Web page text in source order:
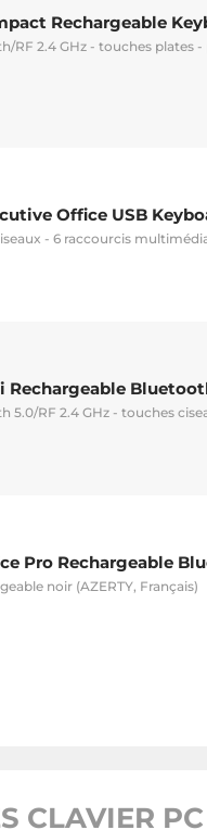
Rechargeable
RF 2.4 GHz - touches plates
Office USB
- 6 raccourcis
Rechargeable
5.0/RF 2.4 GHz - touches
Pro Rechargeable
noir (AZERTY, Français)
CLAVIER